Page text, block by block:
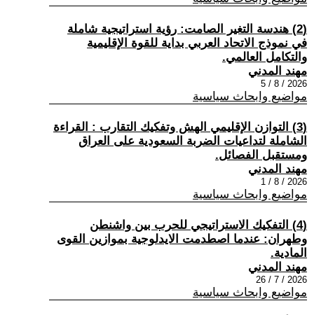
(2) هندسة التغير الصامت: رؤية استراتيجية شاملة
في نموذج الاتحاد العربي بداية للقوة الإقليمية
والتكامل العالمي.
مهند المدني
2026 / 8 / 5
مواضيع وابحاث سياسية
(3) التوازن الإقليمي الهش وتفكيك التقارب : القراءة
الشاملة لتداعيات الضربة السعودية على العراق
ومستقبل الفصائل.
مهند المدني
2026 / 8 / 1
مواضيع وابحاث سياسية
(4) التفكيك الاستراتيجي للحرب بين واشنطن
وطهران: عندما اصطدمت الايدلوجية بموازين القوى
المادية.
مهند المدني
2026 / 7 / 26
مواضيع وابحاث سياسية